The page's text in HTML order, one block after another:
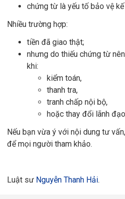
chứng từ là yếu tố bảo vệ
Nhiều trường hợp:
tiền đã giao thật;
nhưng do thiếu chứng từ
khi:
kiểm toán,
thanh tra,
tranh chấp nội bộ,
hoặc thay đổi lãnh
Nếu bạn vừa ý với nội dung tư
để mọi người tham khảo.
Luật sư Nguyễn Thanh Hải.